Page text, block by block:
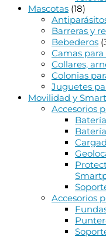
Mascotas (18)
Barreras y
Bebederos
Camas
Collares,
Colonias
Juguetes
Movilidad y
Accesorios
Accesorios